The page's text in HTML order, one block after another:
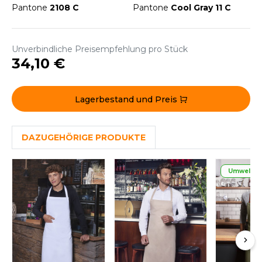
HOODS
T'S
SERIE
Pantone 2108 C
Pantone Cool Gray 11 C
Unverbindliche Preisempfehlung pro Stück
34,10 €
Lagerbestand und Preis
DAZUGEHÖRIGE PRODUKTE